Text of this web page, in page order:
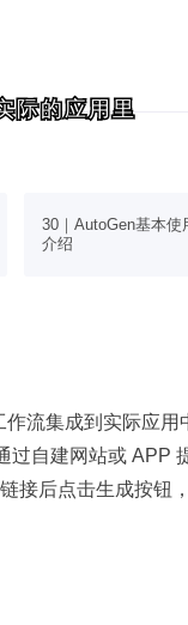
际的应用里
际的应用里
30｜AutoGen基本使
介绍
流集成到实际应用
自建网站或 APP
接后点击生成按钮
生成的文章。实现